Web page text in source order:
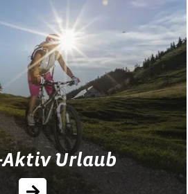
Rodeln oder
wohnt man Tür
allen Outdoor-
Wir haben acht…
Aktiv Urlaub